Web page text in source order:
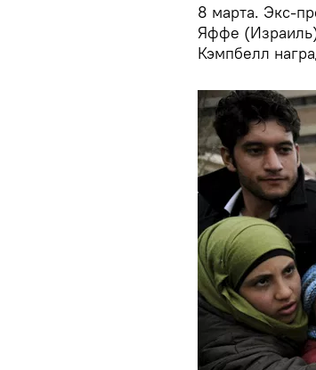
8 марта. Экс-
Яффе
Кэмпбелл